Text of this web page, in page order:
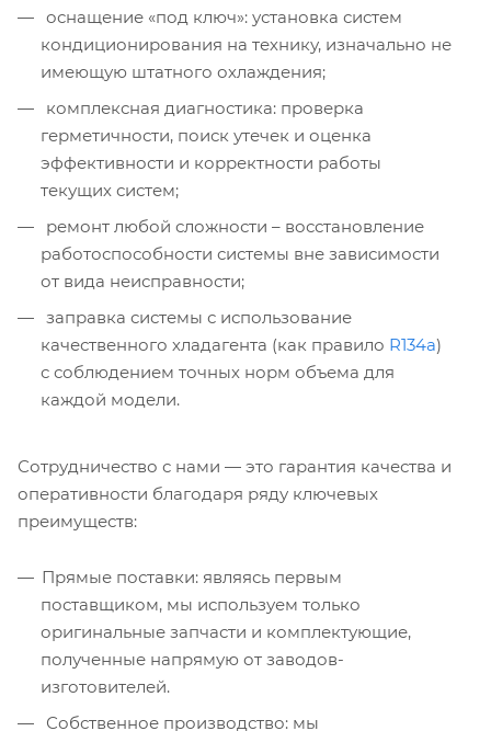
оснащение «под ключ»: установка систем
кондиционирования на технику, изначально не
имеющую штатного охлаждения;
комплексная диагностика: проверка
герметичности, поиск утечек и оценка
эффективности и корректности работы
текущих систем;
ремонт любой сложности – восстановление
работоспособности системы вне зависимости
от вида неисправности;
заправка системы с использование
качественного хладагента (как правило R134a)
с соблюдением точных норм объема для
каждой модели.
Сотрудничество с нами — это гарантия качества и
оперативности благодаря ряду ключевых
преимуществ:
Прямые поставки: являясь первым
поставщиком, мы используем только
оригинальные запчасти и комплектующие,
полученные напрямую от заводов-
изготовителей.
Собственное производство: мы